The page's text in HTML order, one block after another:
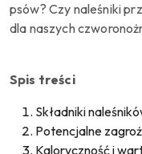
psów? Czy naleśniki
dla naszych
Spis treści
Składniki
Potencjalne
Kaloryczność i